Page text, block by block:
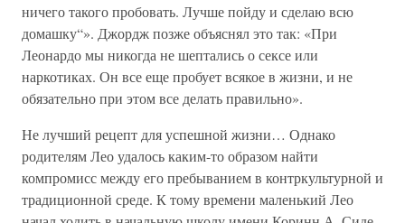
ничего такого пробовать. Лучше пойду и сделаю всю
домашку“». Джордж позже объяснял это так: «При
Леонардо мы никогда не шептались о сексе или
наркотиках. Он все еще пробует всякое в жизни, и не
обязательно при этом все делать правильно».
Не лучший рецепт для успешной жизни… Однако
родителям Лео удалось каким-то образом найти
компромисс между его пребыванием в контркультурной и
традиционной среде. К тому времени маленький Лео